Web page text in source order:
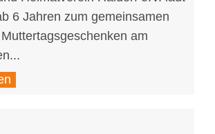
6 Jahren zum gemeinsamen
am